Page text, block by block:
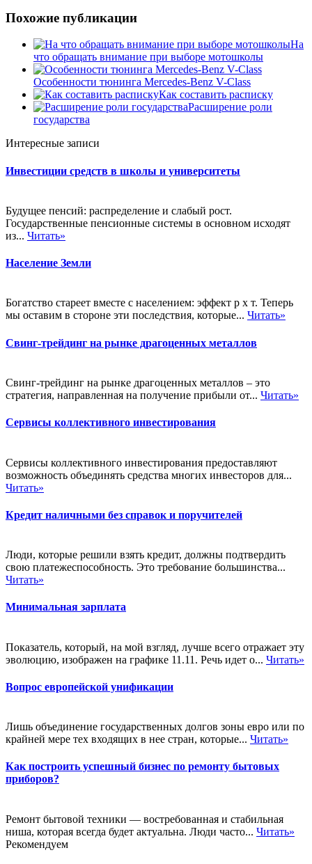
Похожие публикации
На
что обращать внимание при выборе мотошколы
Особенности тюнинга Mercedes-Benz V-Class
Как составить расписку
Расширение роли
государства
Интересные записи
Инвестиции средств в школы и университеты
Будущее пенсий: распределение и слабый рост.
Государственные пенсионные системы в основном исходят
из... Читать»
Население Земли
Богатство стареет вместе с населением: эффект р х т. Теперь
мы оставим в стороне эти последствия, которые... Читать»
Свинг-трейдинг на рынке драгоценных металлов
Свинг-трейдинг на рынке драгоценных металлов – это
стратегия, направленная на получение прибыли от... Читать»
Сервисы коллективного инвестирования
Сервисы коллективного инвестирования предоставляют
возможность объединять средства многих инвесторов для...
Читать»
Кредит наличными без справок и поручителей
Люди, которые решили взять кредит, должны подтвердить
свою платежеспособность. Это требование большинства...
Читать»
Минимальная зарплата
Показатель, который, на мой взгляд, лучше всего отражает эту
эволюцию, изображен на графике 11.11. Речь идет о... Читать»
Вопрос европейской унификации
Лишь объединение государственных долгов зоны евро или по
крайней мере тех входящих в нее стран, которые... Читать»
Как построить успешный бизнес по ремонту бытовых
приборов?
Ремонт бытовой техники — востребованная и стабильная
ниша, которая всегда будет актуальна. Люди часто... Читать»
Рекомендуем